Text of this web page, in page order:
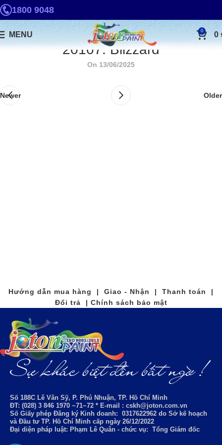
1800 9048
MENU 0 0
20107. Blizzard
On 13/06/2025
Newer Older
Hướng dẫn mua hàng | Giao - Nhận | Thanh toán |
Đổi trả | Chính sách bảo mật
Số 188C Lê Văn Sỹ, P. Phú Nhuận, TP. Hồ Chí Minh
ĐT: (028) 3 846 1970 ~71~72 * E-mail : cskh@joton.com.vn
Số Giấy phép Đăng ký Kinh doanh: 0317622962 do Sở kế hoạch
và Đầu tư TP. Hồ Chí Minh cấp ngày 26/12/2022
Đại diện pháp luật: Phạm Lê Quân - chức vụ: Tổng Giám đốc